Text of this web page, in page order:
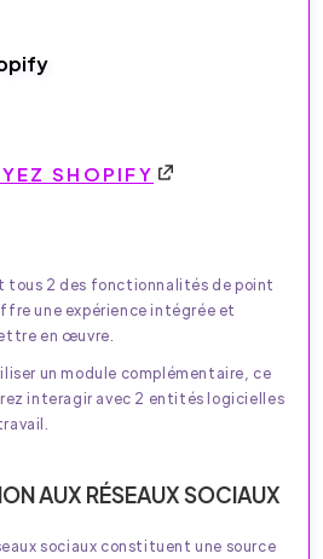
SHOPIFY
tous 2 des fonctionnalités de point
une expérience intégrée et
en œuvre.
un module complémentaire, ce
interagir avec 2 entités logicielles
AUX RÉSEAUX SOCIAUX
sociaux constituent une source